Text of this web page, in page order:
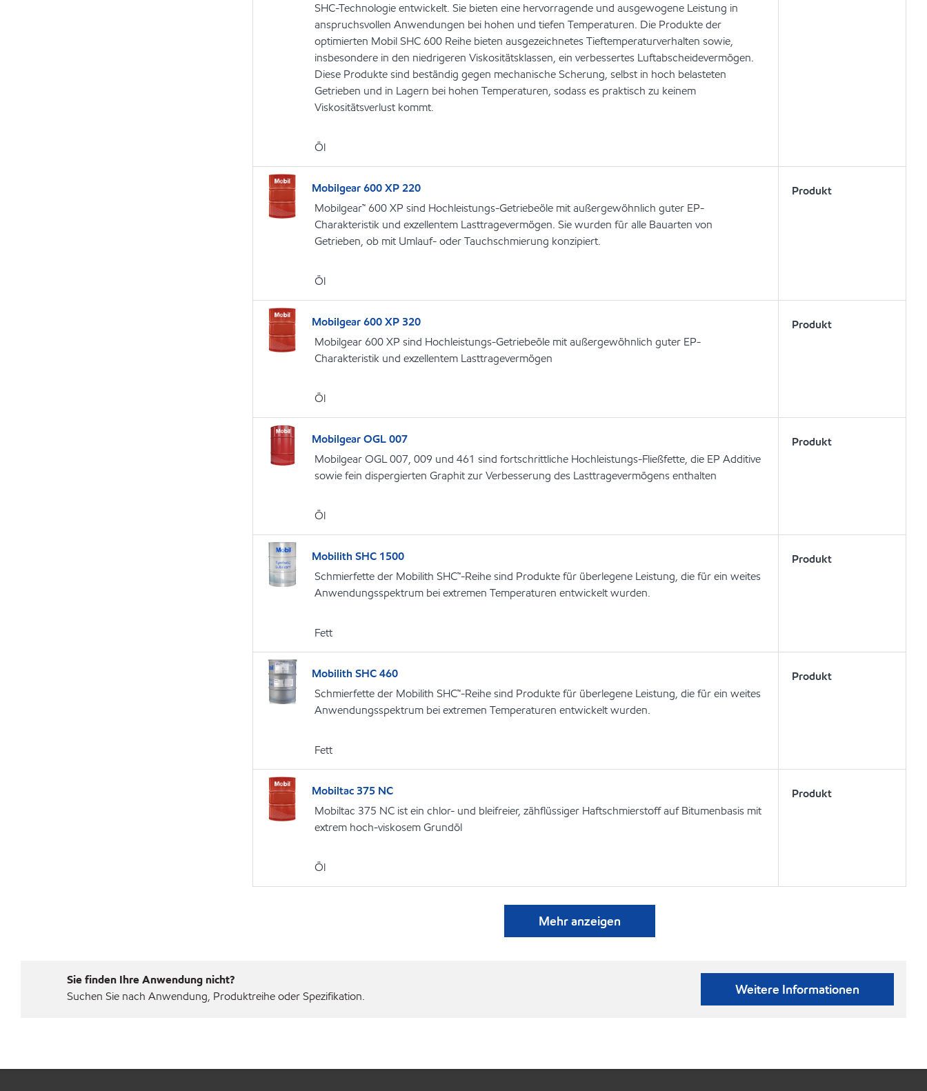
SHC-Technologie entwickelt. Sie bieten eine hervorragende und ausgewogene Leistung in
anspruchsvollen Anwendungen bei hohen und tiefen Temperaturen. Die Produkte der
optimierten Mobil SHC 600 Reihe bieten ausgezeichnetes Tieftemperaturverhalten sowie,
insbesondere in den niedrigeren Viskositätsklassen, ein verbessertes Luftabscheidevermögen.
Diese Produkte sind beständig gegen mechanische Scherung, selbst in hoch belasteten
Getrieben und in Lagern bei hohen Temperaturen, sodass es praktisch zu keinem
Viskositätsverlust kommt.
Öl
Mobilgear 600 XP 220
Mobilgear™ 600 XP sind Hochleistungs-Getriebeöle mit außergewöhnlich guter EP-
Charakteristik und exzellentem Lasttragevermögen. Sie wurden für alle Bauarten von
Getrieben, ob mit Umlauf- oder Tauchschmierung konzipiert.
Öl
Produkt
Mobilgear 600 XP 320
Mobilgear 600 XP sind Hochleistungs-Getriebeöle mit außergewöhnlich guter EP-
Charakteristik und exzellentem Lasttragevermögen
Öl
Produkt
Mobilgear OGL 007
Mobilgear OGL 007, 009 und 461 sind fortschrittliche Hochleistungs-Fließfette, die EP Additive
sowie fein dispergierten Graphit zur Verbesserung des Lasttragevermögens enthalten
Öl
Produkt
Mobilith SHC 1500
Schmierfette der Mobilith SHC™-Reihe sind Produkte für überlegene Leistung, die für ein weites
Anwendungsspektrum bei extremen Temperaturen entwickelt wurden.
Fett
Produkt
Mobilith SHC 460
Schmierfette der Mobilith SHC™-Reihe sind Produkte für überlegene Leistung, die für ein weites
Anwendungsspektrum bei extremen Temperaturen entwickelt wurden.
Fett
Produkt
Mobiltac 375 NC
Mobiltac 375 NC ist ein chlor- und bleifreier, zähflüssiger Haftschmierstoff auf Bitumenbasis mit
extrem hoch-viskosem Grundöl
Öl
Produkt
Mehr anzeigen
Sie finden Ihre Anwendung nicht?
Suchen Sie nach Anwendung, Produktreihe oder Spezifikation.
Weitere Informationen